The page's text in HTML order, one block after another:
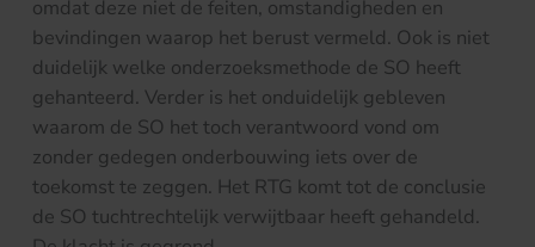
omdat deze niet de feiten, omstandigheden en
bevindingen waarop het berust vermeld. Ook is niet
duidelijk welke onderzoeksmethode de SO heeft
gehanteerd. Verder is het onduidelijk gebleven
waarom de SO het toch verantwoord vond om
zonder gedegen onderbouwing iets over de
toekomst te zeggen. Het RTG komt tot de conclusie
de SO tuchtrechtelijk verwijtbaar heeft gehandeld.